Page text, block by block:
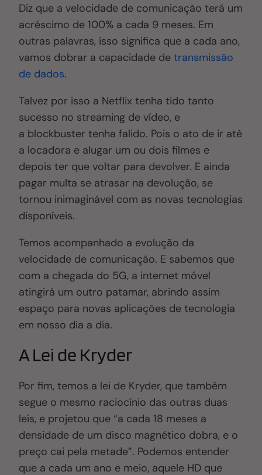
Diz que a velocidade de comunicação terá um
acréscimo de 100% a cada 9 meses. Em
outras palavras, isso significa que a cada ano,
vamos dobrar a capacidade detransmissão
de dados.
Talvez por isso a Netflix tenha tido tanto
sucesso no streaming de vídeo, e
a blockbuster tenha falido. Pois o ato de ir até
a locadora e alugar um ou dois filmes e
depois ter que voltar para devolver. E ainda
pagar multa se atrasar na devolução, se
tornou inimaginável com as novas tecnologias
disponíveis.
Temos acompanhado a evolução da
velocidade de comunicação. E sabemos que
com a chegada do 5G, a internet móvel
atingirá um outro patamar, abrindo assim
espaço para novas aplicações de tecnologia
em nosso dia a dia.
A Lei de Kryder
Por fim, temos a lei de Kryder, que também
segue o mesmo raciocínio das outras duas
leis, e projetou que “a cada 18 meses a
densidade de um disco magnético dobra, e o
preço cai pela metade”. Podemos entender
que a cada um ano e meio, aquele HD que